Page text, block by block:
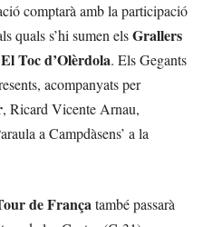
comptarà amb la participació
quals s’hi sumen elsGrallers
Toc d’Olèrdola. Els Gegants
acompanyats per
, Ricard Vicente Arnau,
a Campdàsens’ a la
de Françatambé passarà